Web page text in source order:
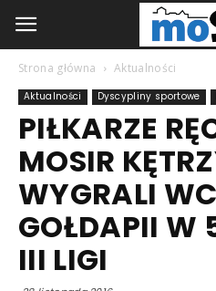
Strona główna Aktualności
Aktualności Dyscypliny sportowe
PIŁKARZE
MOSIR
WYGRALI
GOŁDAPII W
III LIGI